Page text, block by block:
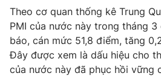
Thế giới đó đây
Câu chuyện quốc tế
Tài chính
Thị trường
Góc doanh nghiệp
Dữ liệu và đời sống
Truyền hình
Theo cơ quan thống kê Trung
PMI của nước này trong tháng
báo, cán mức 51,8 điểm, tăng
Đây được xem là dấu hiệu cho
của nước này đã phục hồi vững